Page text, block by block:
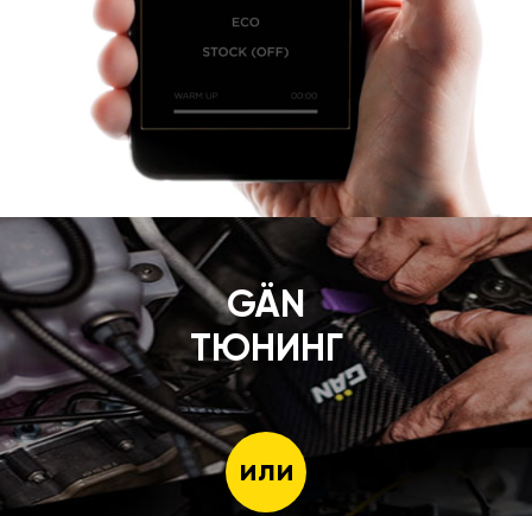
GÄN
ТЮНИНГ
или